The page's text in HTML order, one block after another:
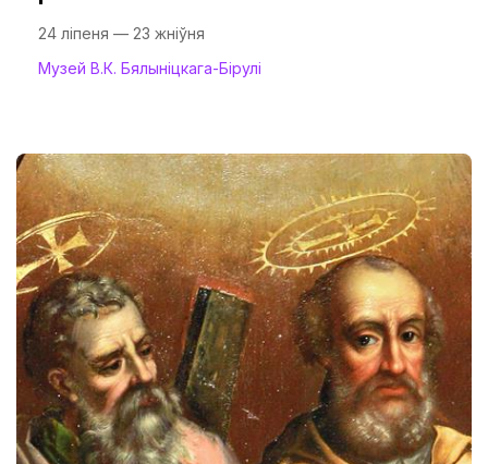
24 ліпеня — 23 жніўня
Музей В.К. Бялыніцкага-Бірулі